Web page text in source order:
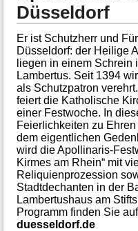
Düsseldorf
Er ist Schutzherr und
Düsseldorf: der Heilige
liegen in einem Schrein
Lambertus. Seit 1394
als Schutzpatron
feiert die Katholische
einer Festwoche. In
Feierlichkeiten zu
dem eigentlichen
wird die Apollinaris-
Kirmes am Rhein“ mit
Reliquienprozession
Stadtdechanten in der
Lambertushaus am
Programm finden Sie auf
duesseldorf.de